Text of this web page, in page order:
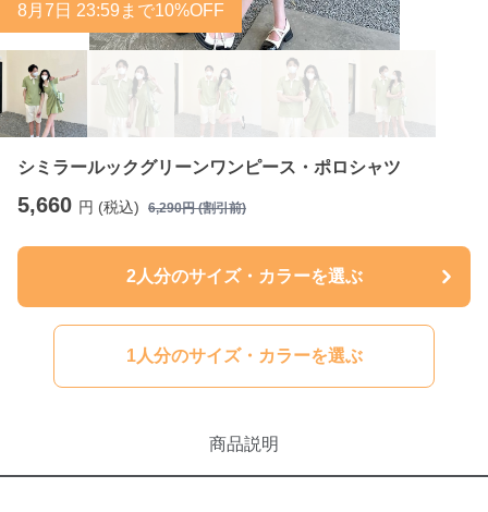
8月 7 日 23:59まで10%OFF
シミラールックグリーンワンピース・ポロシャツ
5,660 円 (税込) 6,290円 (割引前)
2人分のサイズ・カラーを選ぶ
1人分のサイズ・カラーを選ぶ
商品説明